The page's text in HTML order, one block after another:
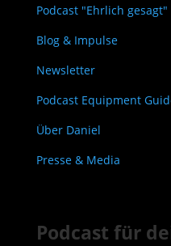
Podcast "Ehrlich gesagt"
Blog & Impulse
Newsletter
Podcast Equipment
Über Daniel
Presse & Media
Podcast für